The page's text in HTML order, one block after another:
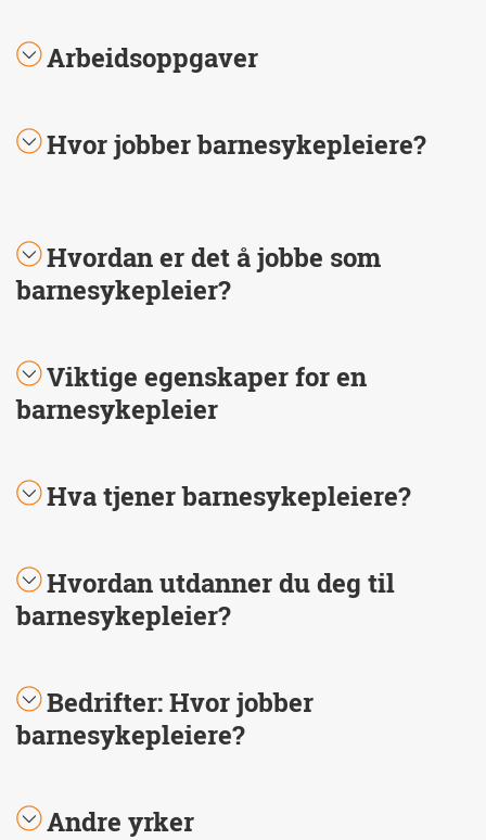
Arbeidsoppgaver
Hvor jobber barnesykepleiere?
Hvordan er det å jobbe som
barnesykepleier?
Viktige egenskaper for en
barnesykepleier
Hva tjener barnesykepleiere?
Hvordan utdanner du deg til
barnesykepleier?
Bedrifter: Hvor jobber
barnesykepleiere?
Andre yrker